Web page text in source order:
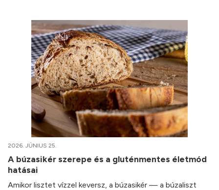
2026. JÚNIUS 25.
A búzasikér szerepe és a gluténmentes életmód
hatásai
Amikor lisztet vízzel keversz, a búzasikér — a búzaliszt